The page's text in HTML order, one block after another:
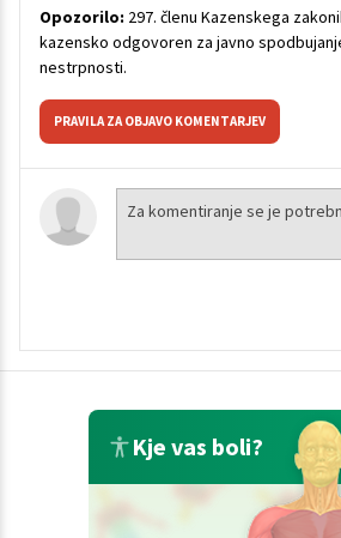
Opozorilo: 297. členu Kazenskega
kazensko odgovoren za javno
nestrpnosti.
PRAVILA ZA OBJAVO KOMENTARJEV
Kje vas boli?